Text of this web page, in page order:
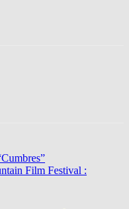
Film Festival :